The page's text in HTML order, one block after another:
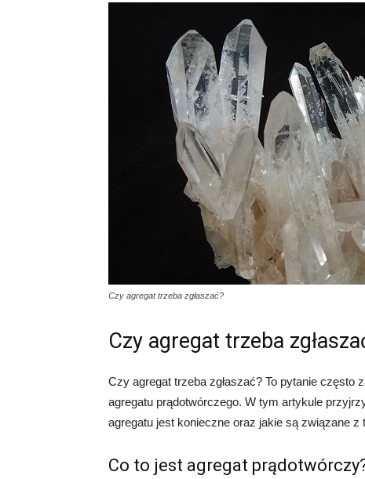
Czy agregat trzeba zgłaszać?
Czy agregat trzeba
Czy agregat trzeba zgłaszać? To pytanie
agregatu prądotwórczego. W tym artykule
agregatu jest konieczne oraz jakie są związane
Co to jest agregat